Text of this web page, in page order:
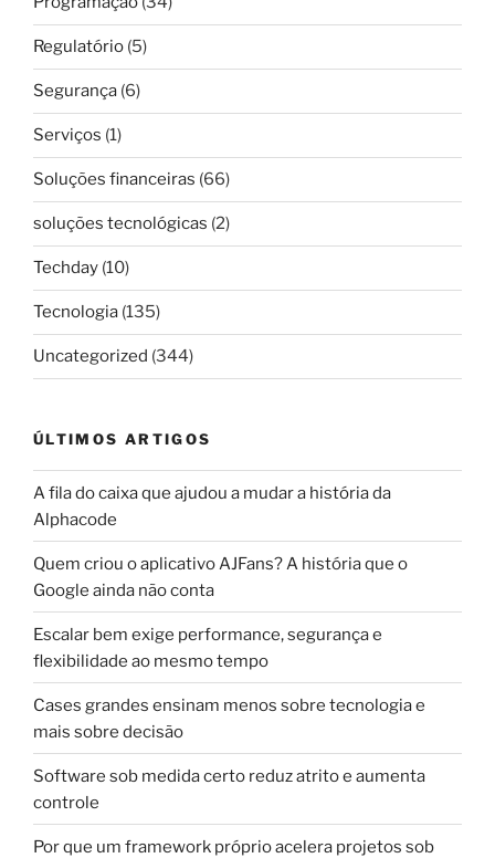
Regulatório (5)
Segurança (6)
Serviços (1)
Soluções financeiras (66)
soluções tecnológicas (2)
Techday (10)
Tecnologia (135)
Uncategorized (344)
ÚLTIMOS ARTIGOS
A fila do caixa que ajudou a mudar a história da
Alphacode
Quem criou o aplicativo AJFans? A história que o
Google ainda não conta
Escalar bem exige performance, segurança e
flexibilidade ao mesmo tempo
Cases grandes ensinam menos sobre tecnologia e
mais sobre decisão
Software sob medida certo reduz atrito e aumenta
controle
Por que um framework próprio acelera projetos sob